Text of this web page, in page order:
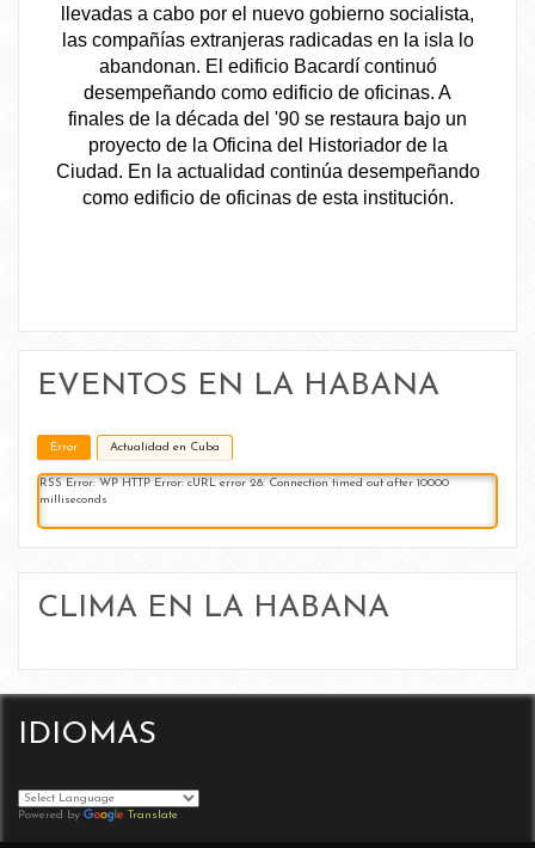
llevadas a cabo por el nuevo gobierno socialista,
las compañías extranjeras radicadas en la isla lo
abandonan. El edificio Bacardí continuó
desempeñando como edificio de oficinas. A
finales de la década del '90 se restaura bajo un
proyecto de la Oficina del Historiador de la
Ciudad. En la actualidad continúa desempeñando
como edificio de oficinas de esta institución.
EVENTOS EN LA HABANA
Error Actualidad en Cuba
RSS Error: WP HTTP Error: cURL error 28: Connection timed out after 10000
milliseconds
CLIMA EN LA HABANA
IDIOMAS
Powered by Translate